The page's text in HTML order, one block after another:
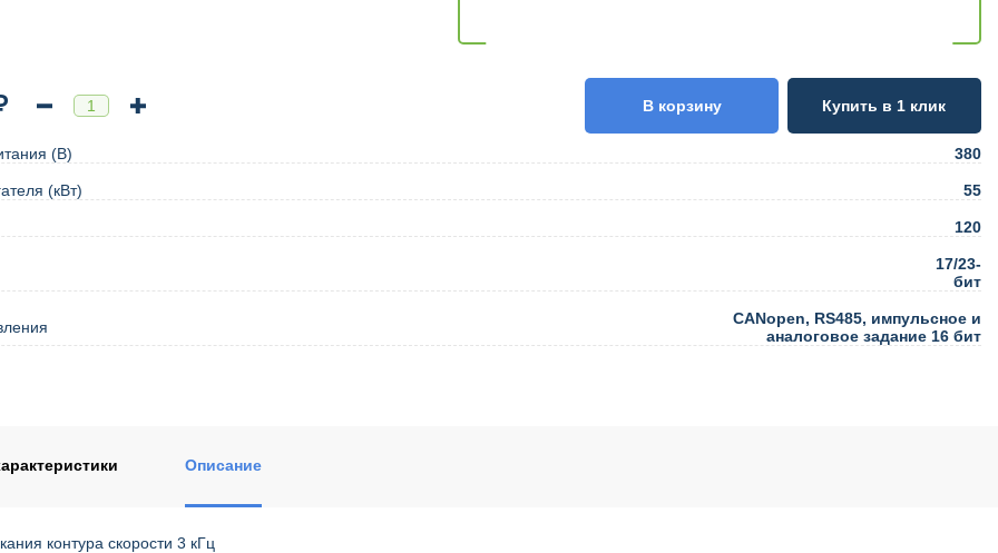
(В) 380
(кВт) 55
120
17/23-
бит
CANopen, RS485, импульсное и
аналоговое задание 16 бит
В корзину Купить в 1 клик
Описание
контура скорости 3 кГц